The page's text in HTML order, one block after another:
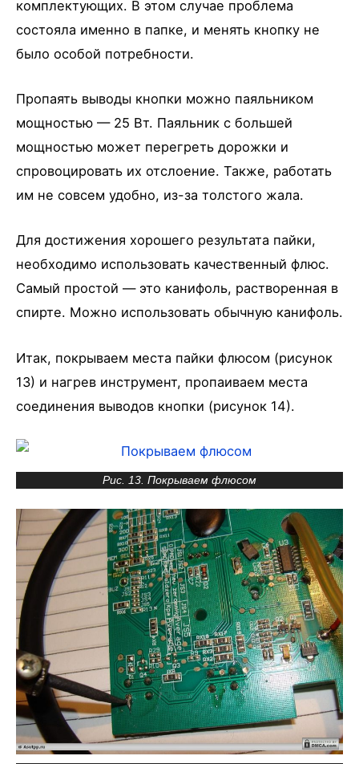
комплектующих. В этом случае проблема
состояла именно в папке, и менять кнопку не
было особой потребности.
Пропаять выводы кнопки можно паяльником
мощностью — 25 Вт. Паяльник с большей
мощностью может перегреть дорожки и
спровоцировать их отслоение. Также, работать
им не совсем удобно, из-за толстого жала.
Для достижения хорошего результата пайки,
необходимо использовать качественный флюс.
Самый простой — это канифоль, растворенная в
спирте. Можно использовать обычную канифоль.
Итак, покрываем места пайки флюсом (рисунок
13) и нагрев инструмент, пропаиваем места
соединения выводов кнопки (рисунок 14).
Рис. 13. Покрываем флюсом